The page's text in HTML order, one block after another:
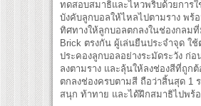
ทดสอบสมาธิและไหวพริบด้วยการใ
บังคับลูกบอลให้ไหลไปตามราง พร้
ทิศทางให้ลูกบอลตกลงในช่องกลม
Brick ตรงกัน ผู้เล่นยืนประจำจุด ใช้
ประคองลูกบอลอย่างระมัดระวัง ก่
ลงตามราง และลุ้นให้ลงช่องสีที่ถูกต้
ตกลงช่องครบตามสี ถือว่าสิ้นสุด 1
สนุก ท้าทาย และได้ฝึกสมาธิไปพร้